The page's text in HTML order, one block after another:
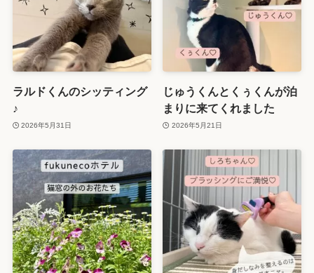
ラルドくんのシッティング
♪
2026年5月31日
じゅうくんとくぅくんが泊
まりに来てくれました
2026年5月21日